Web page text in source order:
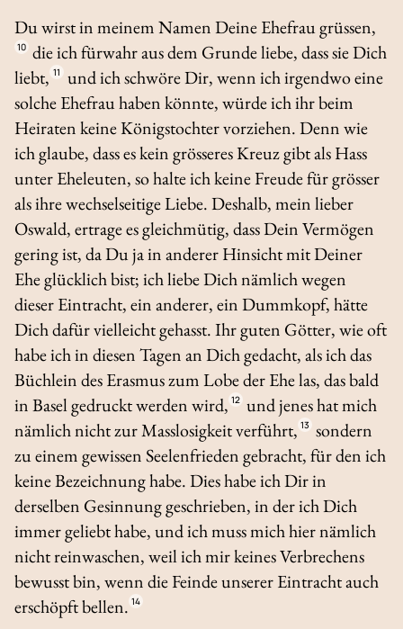
Du wirst in meinem Namen Deine Ehefrau grüssen,
10 die ich fürwahr aus dem Grunde liebe, dass sie Dich
liebt, 11
und ich schwöre Dir, wenn ich irgendwo eine
solche Ehefrau haben könnte, würde ich ihr beim
Heiraten keine Königstochter vorziehen. Denn wie
ich glaube, dass es kein grösseres Kreuz gibt als Hass
unter Eheleuten, so halte ich keine Freude für grösser
als ihre wechselseitige Liebe. Deshalb, mein lieber
Oswald, ertrage es gleichmütig, dass Dein Vermögen
gering ist, da Du ja in anderer Hinsicht mit Deiner
Ehe glücklich bist; ich liebe Dich nämlich wegen
dieser Eintracht, ein anderer, ein Dummkopf, hätte
Dich dafür vielleicht gehasst. Ihr guten Götter, wie oft
habe ich in diesen Tagen an Dich gedacht, als ich das
Büchlein des Erasmus zum Lobe der Ehe las, das bald
in Basel gedruckt werden wird, 12 und jenes hat mich
nämlich nicht zur Masslosigkeit verführt, 13 sondern
zu einem gewissen Seelenfrieden gebracht, für den ich
keine Bezeichnung habe. Dies habe ich Dir in
derselben Gesinnung geschrieben, in der ich Dich
immer geliebt habe, und ich muss mich hier nämlich
nicht reinwaschen, weil ich mir keines Verbrechens
bewusst bin, wenn die Feinde unserer Eintracht auch
erschöpft bellen. 14